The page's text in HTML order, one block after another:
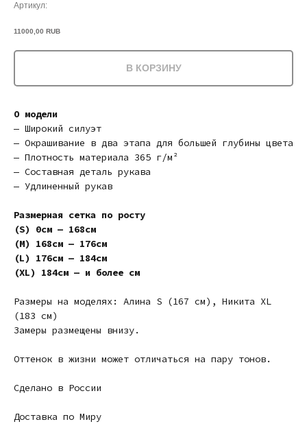
Артикул:
11000,00 RUB
В КОРЗИНУ
О модели
— Широкий силуэт
— Окрашивание в два этапа для большей глубины цвета
— Плотность материала 365 г/м²
— Составная деталь рукава
— Удлиненный рукав
Размерная сетка по росту
(S) 0см — 168см
(M) 168см — 176см
(L) 176см — 184см
(XL) 184см — и более см
Размеры на моделях: Алина S (167 cм), Никита XL
(183 см)
Замеры размещены внизу.
Оттенок в жизни может отличаться на пару тонов.
Сделано в России
Доставка по Миру